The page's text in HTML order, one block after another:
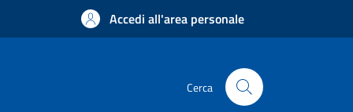
Accedi all'area personale
Cerca